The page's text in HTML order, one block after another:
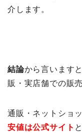
介します。
結論から言います
販・実店舗での販
通販・ネットショ
安値は公式サイト